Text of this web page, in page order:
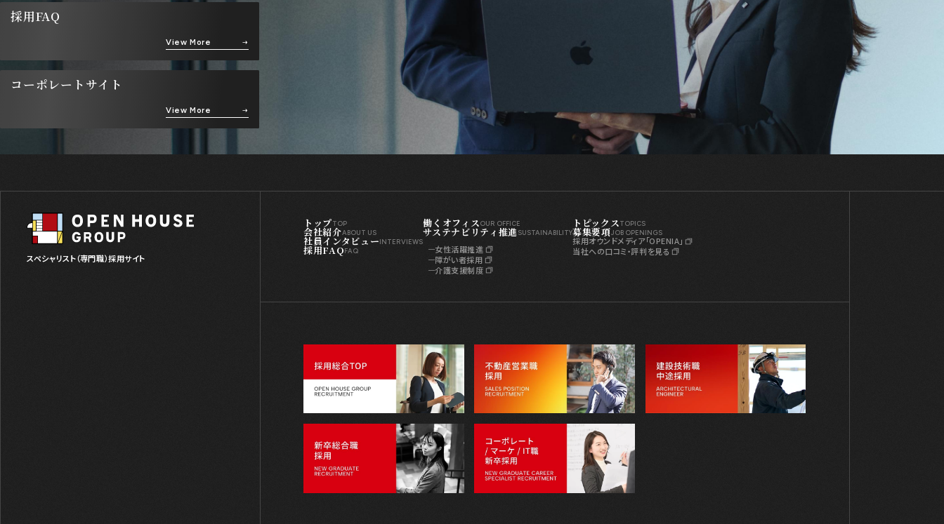
当社への口コミ・評判を見る
採用FAQ
View More
コーポレートサイト
View More
スペシャリスト（専門職）採用サイト
トップTOP
会社紹介ABOUT US
社員インタビューINTERVIEWS
採用FAQFAQ
働くオフィスOUR OFFICE
サステナビリティ推進SUSTAINABILITY
女性活躍推進
障がい者採用
介護支援制度
トピックスTOPICS
募集要項JOB OPENINGS
採用オウンドメディア「OPENIA」
当社への口コミ・評判を見る